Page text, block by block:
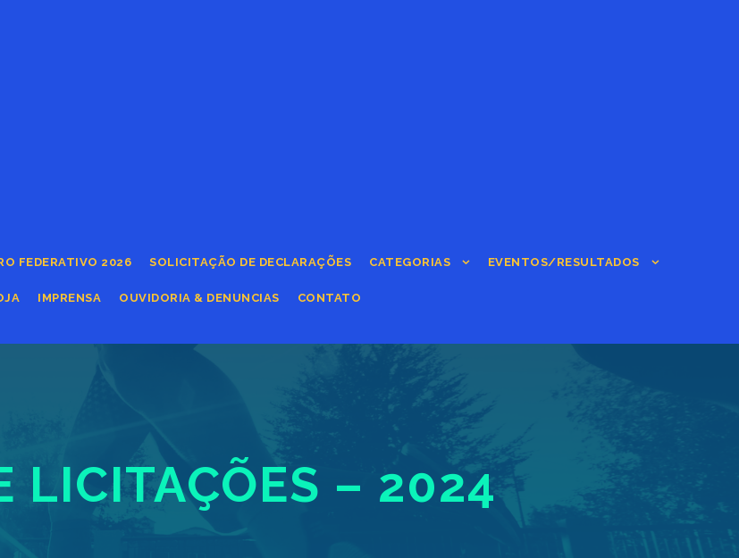
FEDERATIVO 2026 SOLICITAÇÃO DE DECLARAÇÕES CATEGORIAS EVENTOS/RESULTADOS
IMPRENSA OUVIDORIA & DENUNCIAS CONTATO
LICITAÇÕES – 2024